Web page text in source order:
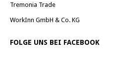
Tremonia Trade
WorkInn GmbH & Co. KG
FOLGE UNS BEI FACEBOOK